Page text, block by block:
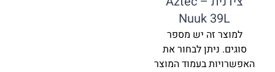
Nuuk 39L
למוצר זה יש מספר
סוגים. ניתן לבחור את
האפשרויות בעמוד המוצר